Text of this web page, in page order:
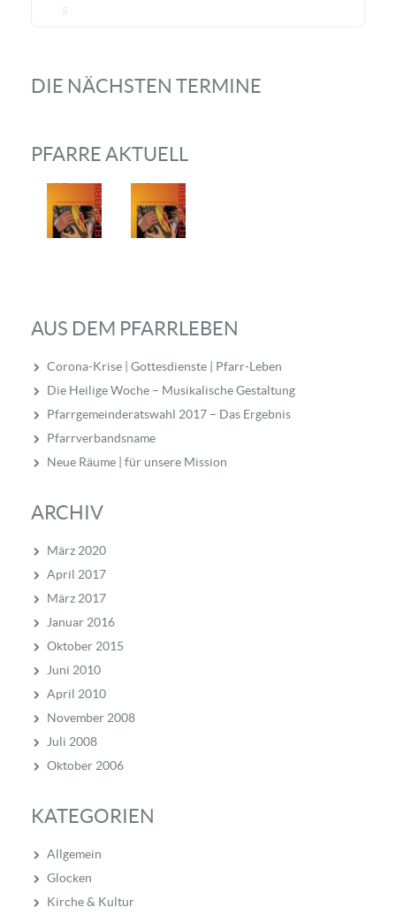
5
DIE NÄCHSTEN TERMINE
PFARRE AKTUELL
AUS DEM PFARRLEBEN
Corona-Krise | Gottesdienste | Pfarr-Leben
Die Heilige Woche – Musikalische Gestaltung
Pfarrgemeinderatswahl 2017 – Das Ergebnis
Pfarrverbandsname
Neue Räume | für unsere Mission
ARCHIV
März 2020
April 2017
März 2017
Januar 2016
Oktober 2015
Juni 2010
April 2010
November 2008
Juli 2008
Oktober 2006
KATEGORIEN
Allgemein
Glocken
Kirche & Kultur